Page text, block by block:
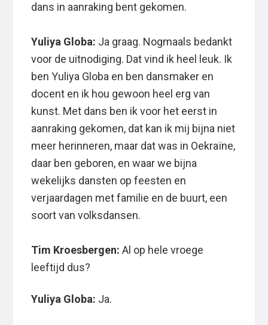
dans in aanraking bent gekomen.
Yuliya Globa: Ja graag. Nogmaals bedankt
voor de uitnodiging. Dat vind ik heel leuk. Ik
ben Yuliya Globa en ben dansmaker en
docent en ik hou gewoon heel erg van
kunst. Met dans ben ik voor het eerst in
aanraking gekomen, dat kan ik mij bijna niet
meer herinneren, maar dat was in Oekraïne,
daar ben geboren, en waar we bijna
wekelijks dansten op feesten en
verjaardagen met familie en de buurt, een
soort van volksdansen.
Tim Kroesbergen: Al op hele vroege
leeftijd dus?
Yuliya Globa: Ja.